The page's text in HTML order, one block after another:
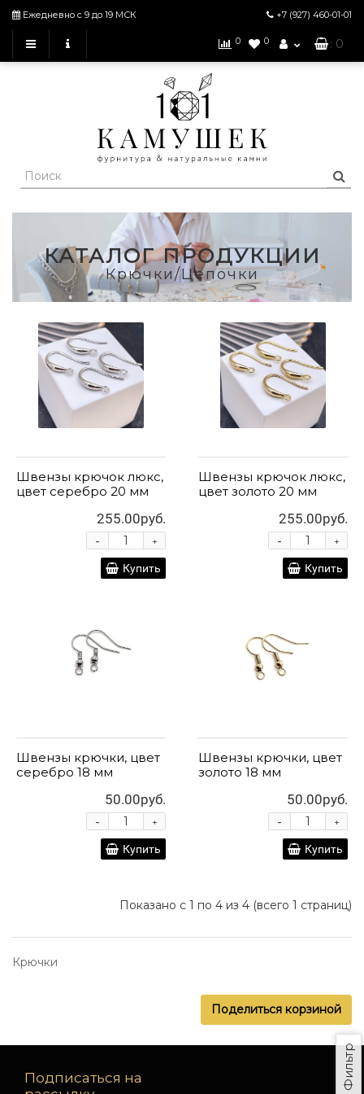
Ежедневно с 9 до 19 МСК +7 (927) 460-01-01
0 0 : 0
КАТАЛОГ ПРОДУКЦИИ
Крючки/Цепочки
Фильтр
Швензы крючок люкс,
цвет серебро 20 мм
255.00руб.
+
-
Купить
Швензы крючок люкс,
цвет золото 20 мм
255.00руб.
+
-
Купить
Швензы крючки, цвет
серебро 18 мм
50.00руб.
+
-
Купить
Швензы крючки, цвет
золото 18 мм
50.00руб.
+
-
Купить
Показано с 1 по 4 из 4 (всего 1 страниц)
Крючки
Поделиться корзиной
Подписаться на